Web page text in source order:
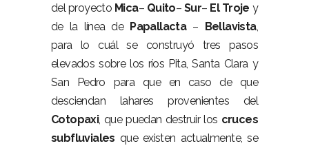
del proyecto Mica– Quito– Sur– El Troje y
de la línea de Papallacta– Bellavista,
para lo cuál se construyó tres pasos
elevados sobre los ríos Pita, Santa Clara y
San Pedro para que en caso de que
desciendan lahares provenientes del
Cotopaxi, que puedan destruir los cruces
subfluviales que existen actualmente, se